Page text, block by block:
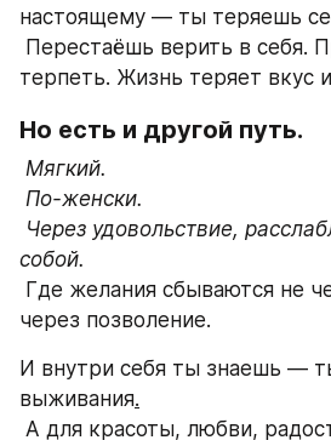
настоящему — ты теряешь
терпеть. Жизнь теряет вкус
Но есть и другой путь.
Мягкий.
собой.
через позволение.
И внутри себя ты знаешь —
выживания.